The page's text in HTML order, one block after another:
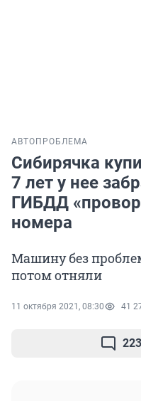
АВТО ПРОБЛЕМА
Сибирячка
7 лет у нее
ГИБДД
номера
Машину без
потом отняли
11 октября 2021, 08:30 41